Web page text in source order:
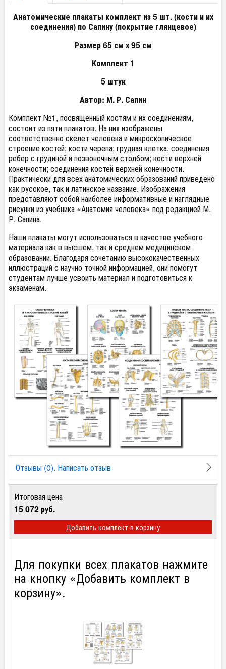
Анатомические плакаты комплект из 5 шт. (кости и их
соединения) по Сапину (покрытие глянцевое)
Размер 65 см х 95 см
Комплект 1
5 штук
Автор: М. Р. Сапин
Комплект №1, посвященный костям и их соединениям,
состоит из пяти плакатов. На них изображены
соответственно скелет человека и микроскопическое
строение костей; кости черепа; грудная клетка, соединения
ребер с грудиной и позвоночным столбом; кости верхней
конечности; соединения костей верхней конечности.
Практически для всех анатомических образований приведено
как русское, так и латинское название. Изображения
представляют собой наиболее информативные и наглядные
рисунки из учебника «Анатомия человека» под редакцией М.
Р. Сапина.
Наши плакаты могут использоваться в качестве учебного
материала как в высшем, так и среднем медицинском
образовании. Благодаря сочетанию высококачественных
иллюстраций с научно точной информацией, они помогут
студентам лучше усвоить материал и подготовиться к
экзаменам.
Отзывы (0). Написать отзыв
Итоговая цена
15 072 руб.
Добавить комплект в корзину
Для покупки всех плакатов нажмите
на кнопку «Добавить комплект в
корзину».